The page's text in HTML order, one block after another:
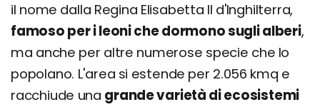
il nome dalla Regina Elisabetta II d'Inghilterra,
famoso per i leoni che dormono sugli alberi,
ma anche per altre numerose specie che lo
popolano. L'area si estende per 2.056 kmq e
racchiude una grande varietà di ecosistemi